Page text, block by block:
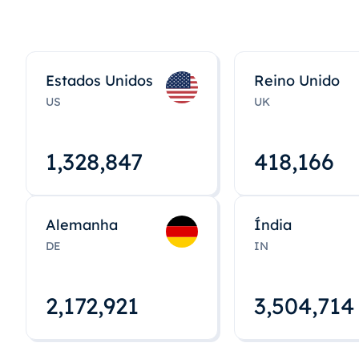
Estados Unidos
US
1,328,848
Reino Unido
UK
418,167
Alemanha
DE
2,172,922
Índia
IN
3,504,715